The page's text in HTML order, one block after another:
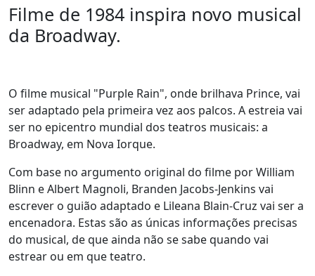
Filme de 1984 inspira novo musical
da Broadway.
O filme musical "Purple Rain", onde brilhava Prince, vai
ser adaptado pela primeira vez aos palcos. A estreia vai
ser no epicentro mundial dos teatros musicais: a
Broadway, em Nova Iorque.
Com base no argumento original do filme por William
Blinn e Albert Magnoli, Branden Jacobs-Jenkins vai
escrever o guião adaptado e Lileana Blain-Cruz vai ser a
encenadora. Estas são as únicas informações precisas
do musical, de que ainda não se sabe quando vai
estrear ou em que teatro.